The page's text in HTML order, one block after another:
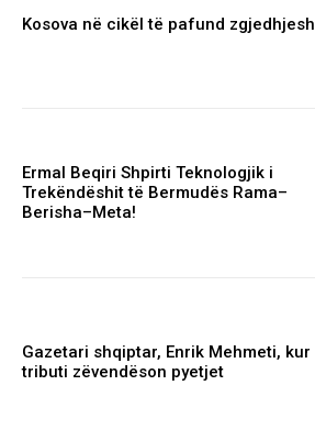
Kosova në cikël të pafund zgjedhjesh
Ermal Beqiri Shpirti Teknologjik i
Trekëndëshit të Bermudës Rama–
Berisha–Meta!
Gazetari shqiptar, Enrik Mehmeti, kur
tributi zëvendëson pyetjet